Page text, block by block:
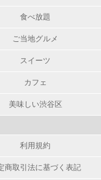
食べ放題
ご当地グルメ
スイーツ
カフェ
美味しい渋谷区
利用規約
商取引法に基づく表記